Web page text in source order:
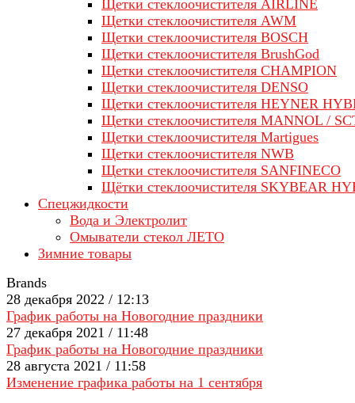
Щетки стеклоочистителя AIRLINE
Щетки стеклоочистителя AWM
Щетки стеклоочистителя BOSCH
Щетки стеклоочистителя BrushGod
Щетки стеклоочистителя CHAMPION
Щетки стеклоочистителя DENSO
Щетки стеклоочистителя HEYNER
Щетки стеклоочистителя MANNOL /
Щетки стеклоочистителя Martigues
Щетки стеклоочистителя NWB
Щетки стеклоочистителя SANFINECO
Щётки стеклоочистителя SKYBEAR
Спецжидкости
Вода и Электролит
Омыватели стекол ЛЕТО
Зимние товары
Brands
28 декабря 2022 / 12:13
График работы на Новогодние праздники
27 декабря 2021 / 11:48
График работы на Новогодние праздники
28 августа 2021 / 11:58
Изменение графика работы на 1 сентября